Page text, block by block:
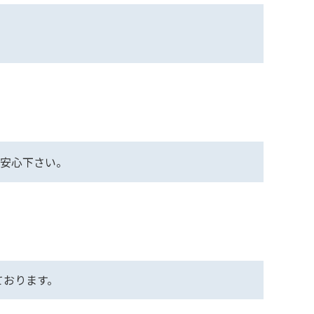
心下さい。
ります。